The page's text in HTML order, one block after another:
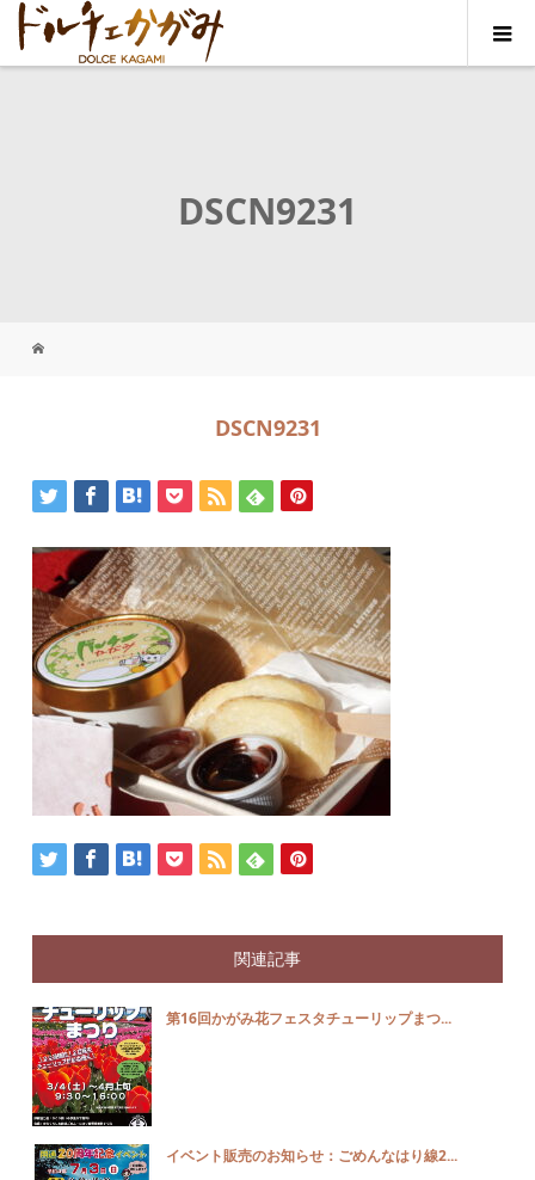
DSCN9231
DSCN9231
関連記事
第16回かがみ花フェスタチューリップまつ...
イベント販売のお知らせ：ごめんなはり線2...